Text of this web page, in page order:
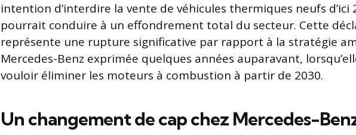
intention d’interdire la vente de véhicules thermiques neufs d’ici
pourrait conduire à un effondrement total du secteur. Cette
représente une rupture significative par rapport à la stratégie
Mercedes-Benz exprimée quelques années auparavant,
vouloir éliminer les moteurs à combustion à partir de 2030.
Un changement de cap chez Mercedes-